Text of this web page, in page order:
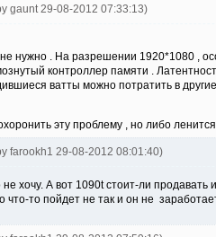
gaunt 29-08-2012 07:33:13)
нужно . На разрешении 1920*1080 ,
контроллер памяти .
ватты можно потратить в
эту проблему , но либо
farookh1 29-08-2012 08:01:40)
хочу. А вот 1090t стоит-ли продавать
что-то пойдет не так и он не